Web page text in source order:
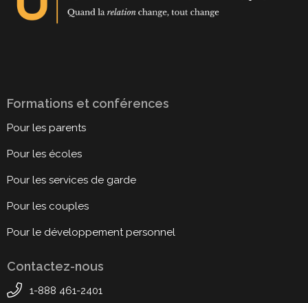
Formations et conférences
Pour les parents
Pour les écoles
Pour les services de garde
Pour les couples
Pour le développement personnel
Contactez-nous
1-888 461-2401